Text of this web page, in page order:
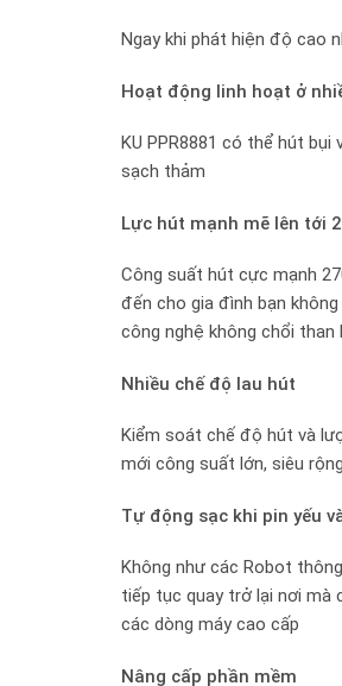
Ngay khi phát hiện độ cao
Hoạt động linh hoạt ở
KU PPR8881 có thể hút
sạch thảm
Lực hút mạnh mẽ lên tới 2
Công suất hút cực mạnh
đến cho gia đình bạn
công nghệ không chổi
Nhiều chế độ lau hút
Kiểm soát chế độ hút và
mới công suất lớn, siêu
Tự động sạc khi pin yếu
Không như các Robot
tiếp tục quay trở lại nơi mà
các dòng máy cao cấp
Nâng cấp phần mềm